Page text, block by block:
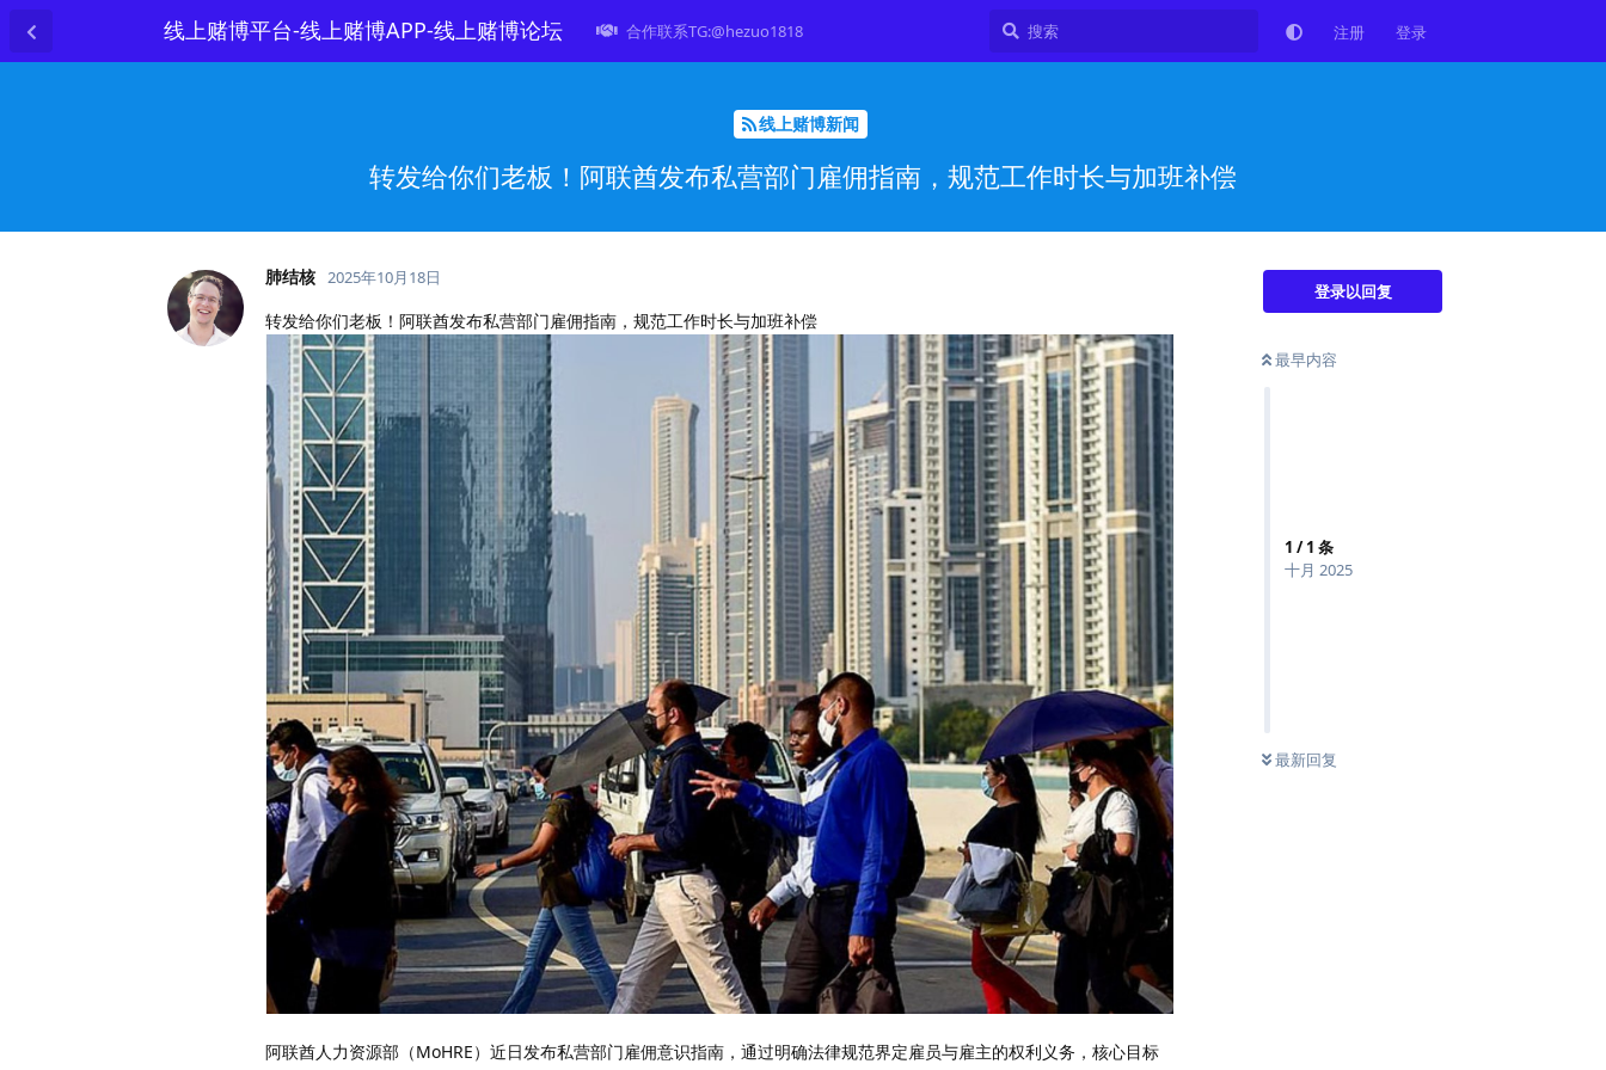
线上赌博平台-线上赌博APP-线上赌博论坛 合作联系TG:@hezuo1818 注册 登录
线上赌博新闻
转发给你们老板！阿联酋发布私营部门雇佣指南，规范工作时长与加班补偿
登录以回复
最早内容
1 /1 条
十月 2025
最新回复
肺结核 2025年10月18日
转发给你们老板！阿联酋发布私营部门雇佣指南，规范工作时长与加班补偿
阿联酋人力资源部（MoHRE）近日发布私营部门雇佣意识指南，通过明确法律规范界定雇员与雇主的权利义务，核心目标